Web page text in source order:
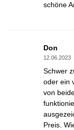
schöne
Don
12.06.2023
Schwer
oder ein
von
Preis.